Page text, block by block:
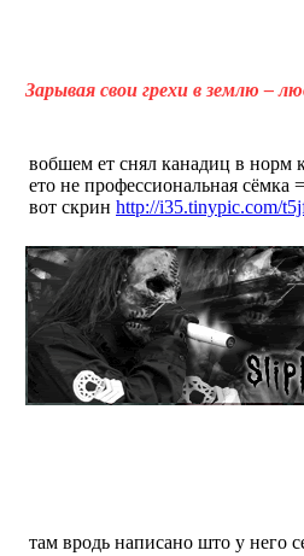
Зарывая свои грехи в землю –
вобшем ет снял канадиц в норм
ето не профессиональная сёмка
вот скрин http://i35.tinypic.com/
там вродь написано што у него